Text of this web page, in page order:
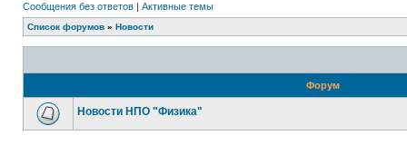
Сообщения без ответов | Активные темы
Список форумов » Новости
Форум
Новости НПО "Физика"